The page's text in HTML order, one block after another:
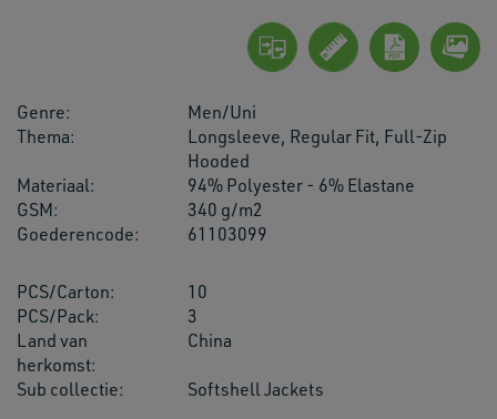
Genre:
Men/Uni
Thema:
Longsleeve, Regular Fit, Full-Zip
Hooded
Materiaal:
94% Polyester - 6% Elastane
GSM:
340 g/m2
Goederencode:
61103099
PCS/Carton:
10
PCS/Pack:
3
Land van
herkomst:
China
Sub collectie: Softshell Jackets